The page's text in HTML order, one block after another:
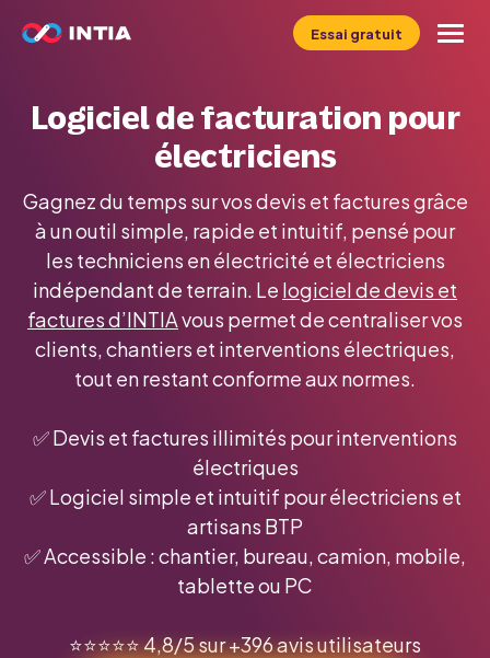
Essai gratuit
Le logiciel INFast
Métier
Tarifs
Ressources
Logiciel de facturation pour
électriciens
Gagnez du temps sur vos devis et factures grâce
à un outil simple, rapide et intuitif, pensé pour
les techniciens en électricité et électriciens
indépendant de terrain. Le logiciel de devis et
factures d’INTIAvous permet de centraliser vos
clients, chantiers et interventions électriques,
tout en restant conforme aux normes.
✅ Devis et factures illimités pour interventions
électriques
✅ Logiciel simple et intuitif pour électriciens et
artisans BTP
✅ Accessible : chantier, bureau, camion, mobile,
tablette ou PC
⭐️⭐️⭐️⭐️⭐️ 4,8/5 sur +396 avis utilisateurs